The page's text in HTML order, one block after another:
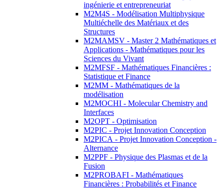
ingénierie et entrepreneuriat
M2M4S - Modélisation Multiphysique
Multiéchelle des Matériaux et des
Structures
M2MAMSV - Master 2 Mathématiques et
Applications - Mathématiques pour les
Sciences du Vivant
M2MFSF - Mathématiques Financières :
Statistique et Finance
M2MM - Mathématiques de la
modélisation
M2MOCHI - Molecular Chemistry and
Interfaces
M2OPT - Optimisation
M2PIC - Projet Innovation Conception
M2PICA - Projet Innovation Conception -
Alternance
M2PPF - Physique des Plasmas et de la
Fusion
M2PROBAFI - Mathématiques
Financières : Probabilités et Finance